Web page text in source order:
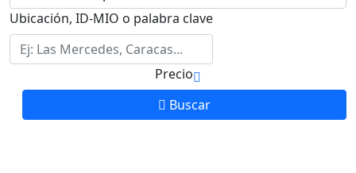
Ubicación, ID-MIO o palabra clave
Precio
Buscar